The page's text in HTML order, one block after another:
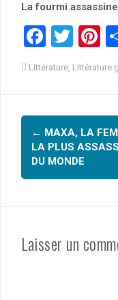
La fourmi
F
a
o
o
k
T
wi
Pi
er
t
Littérature, Littérature
Navigation
d'article
← MAXA, LA
LA PLUS
DU MONDE
Laisser un